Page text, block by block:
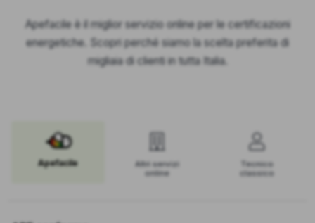
Apefacile è il miglior servizio online per le certificazioni
energetiche. Scopri perché siamo la scelta preferita di
migliaia di clienti in tutta Italia.
Apefacile
Altri servizi
online
Tecnico
classico